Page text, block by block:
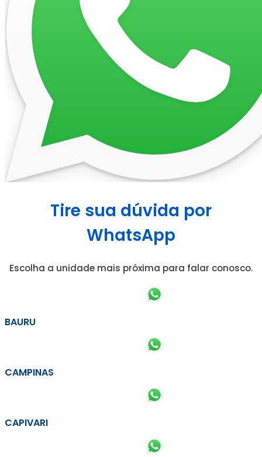
Tire sua dúvida por
WhatsApp
Escolha a unidade mais próxima para falar conosco.
BAURU
CAMPINAS
CAPIVARI